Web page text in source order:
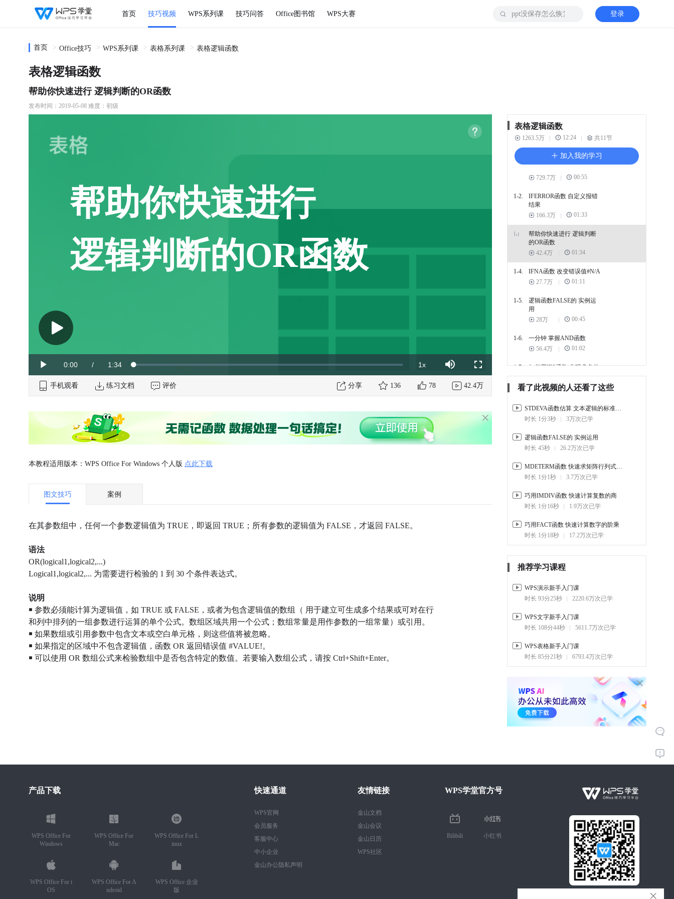
首页 技巧视频 WPS系列课 技巧问答 Office图书馆 WPS大赛 登录
首页 Office技巧 WPS系列课 表格系列课 表格逻辑函数
表格逻辑函数
帮助你快速进行 逻辑判断的OR函数
发布时间：2019-05-08 难度：初级
Play Current
Time
0:00 / Duration
1:34 Loaded:
0%
1xPlayback
Rate
Mute Fullscreen
帮助你快速进行
逻辑判断的OR函数
手机观看 练习文档 评价 分享 136 78 42.4万
本教程适用版本：WPS Office For Windows 个人版 点此下载
图文技巧 案例
在其参数组中，任何一个参数逻辑值为 TRUE，即返回 TRUE；所有参数的逻辑值为 FALSE，才返回 FALSE。
语法
OR(logical1,logical2,...)
Logical1,logical2,... 为需要进行检验的 1 到 30 个条件表达式。
说明
￭ 参数必须能计算为逻辑值，如 TRUE 或 FALSE，或者为包含逻辑值的数组（ 用于建立可生成多个结果或可对在行
和列中排列的一组参数进行运算的单个公式。数组区域共用一个公式；数组常量是用作参数的一组常量）或引用。
￭ 如果数组或引用参数中包含文本或空白单元格，则这些值将被忽略。
￭ 如果指定的区域中不包含逻辑值，函数 OR 返回错误值 #VALUE!。
￭ 可以使用 OR 数组公式来检验数组中是否包含特定的数值。若要输入数组公式，请按 Ctrl+Shift+Enter。
表格逻辑函数
1263.5万 12:24 共11节
加入我的学习
1. 逻辑函数
729.7万
00:55
1-2.
IFERROR函数 自定义报错
结果
166.3万
01:33
帮助你快速进行 逻辑判断
的OR函数
42.4万
01:34
1-4.
IFNA函数 改变错误值#N/A
27.7万
01:11
1-5.
逻辑函数FALSE的 实例运
用
28万
00:45
1-6.
一分钟 掌握AND函数
56.4万
01:02
1-7.
如何用IFS函数 实现多条件
151.8万
01:29
1-8.
TRUE函数 判断条件是否成
23.6万
00:45
1-9.
XOR函数
11.3万
00:00
1-10.
SWITCH函数 定义某个值匹
配对应结果
1-11. NOT函数反向判断 事物是
8.8万
01:16
看了此视频的人还看了这些
STDEVA函数估算 文本逻辑的标准偏差
时长 1分3秒
3万次已学
逻辑函数FALSE的 实例运用
时长 45秒
26.2万次已学
MDETERM函数 快速求矩阵行列式的值
时长 1分1秒
3.7万次已学
巧用IMDIV函数 快速计算复数的商
时长 1分16秒
1.9万次已学
巧用FACT函数 快速计算数字的阶乘
时长 1分18秒
17.2万次已学
推荐学习课程
WPS演示新手入门课
时长 93分25秒
2220.6万次已学
WPS文字新手入门课
时长 108分44秒
5611.7万次已学
WPS表格新手入门课
时长 85分21秒
6793.4万次已学
产品下载
WPS Office For
Windows
WPS Office For
Mac
WPS Office For L
inux
WPS Office For i
OS
WPS Office For A
ndroid
WPS Office 企业
版
快速通道
WPS官网
会员服务
客服中心
中小企业
金山办公隐私声明
友情链接
金山文档
金山会议
金山日历
WPS社区
WPS学堂官方号
Bilibili 小红书